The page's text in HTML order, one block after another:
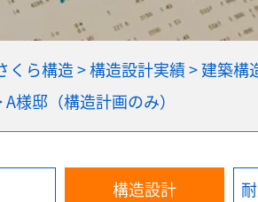
くら構造>構造設計実績>建築構
A様邸（構造計画のみ）
構造設計